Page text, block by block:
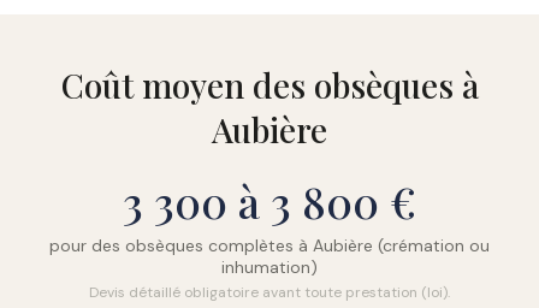
Coût moyen des obsèques à
Aubière
3 300 à 3 800 €
pour des obsèques complètes à Aubière (crémation ou
inhumation)
Devis détaillé obligatoire avant toute prestation (loi).